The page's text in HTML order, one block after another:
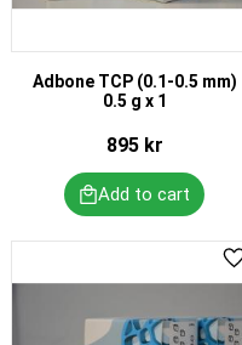
Adbone TCP (0.1-0.5 mm)
0.5 g x 1
895kr